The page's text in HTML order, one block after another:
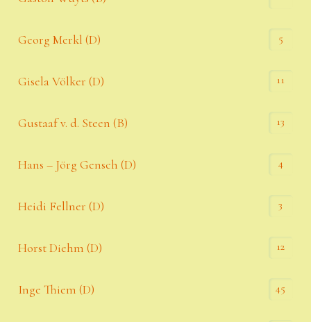
Georg Merkl (D) 5
Gisela Völker (D) 11
Gustaaf v. d. Steen (B) 13
Hans – Jörg Gensch (D) 4
Heidi Fellner (D) 3
Horst Diehm (D) 12
Inge Thiem (D) 45